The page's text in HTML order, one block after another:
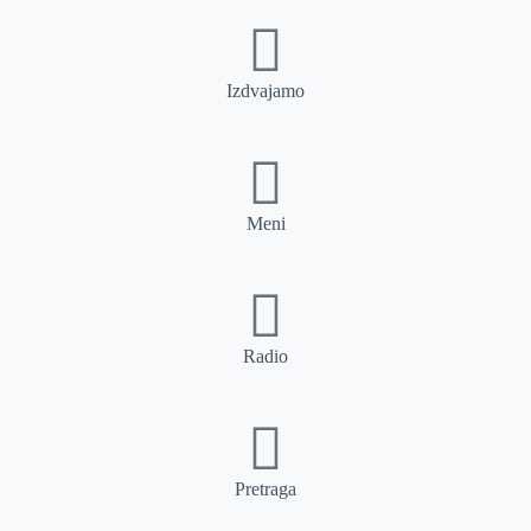
Izdvajamo
Meni
Radio
Pretraga